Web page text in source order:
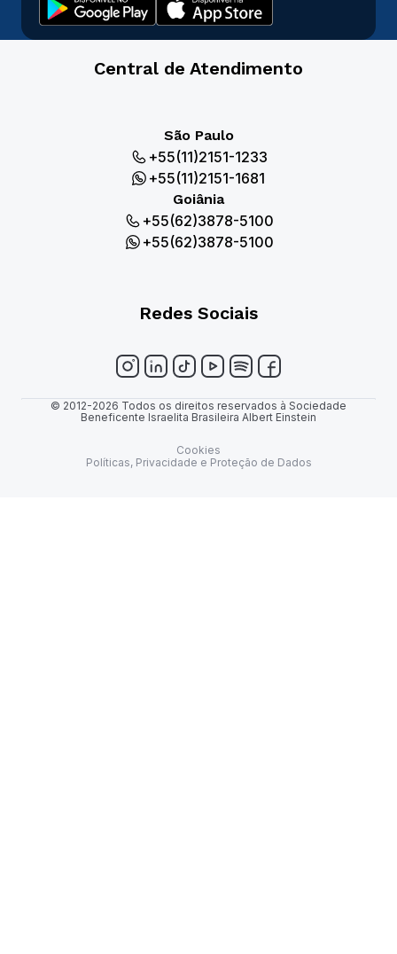
Central de Atendimento
São Paulo
+55(11)2151-1233
+55(11)2151-1681
Goiânia
+55(62)3878-5100
+55(62)3878-5100
Redes Sociais
© 2012-2026 Todos os direitos reservados à Sociedade
Beneficente Israelita Brasileira Albert Einstein
Cookies
Políticas, Privacidade e Proteção de Dados